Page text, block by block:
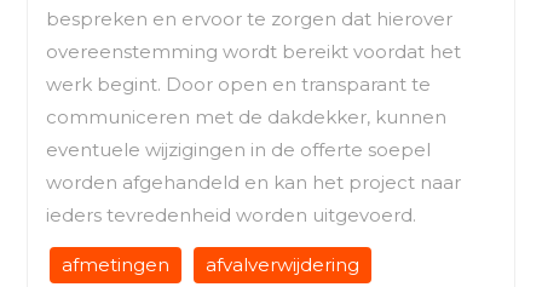
bespreken en ervoor te zorgen dat hierover
overeenstemming wordt bereikt voordat het
werk begint. Door open en transparant te
communiceren met de dakdekker, kunnen
eventuele wijzigingen in de offerte soepel
worden afgehandeld en kan het project naar
ieders tevredenheid worden uitgevoerd.
afmetingen
afvalverwijdering